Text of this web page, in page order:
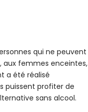
qui ne peuvent
aux femmes enceintes,
a été réalisé
puissent profiter de
sans alcool.